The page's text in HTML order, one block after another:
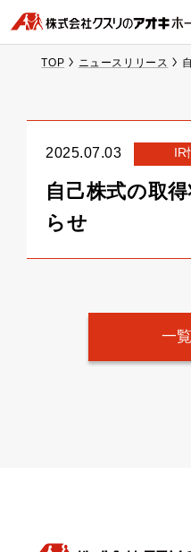
TOP ニュースリリース
2025.07.03 IR
自己株式の取
らせ
一